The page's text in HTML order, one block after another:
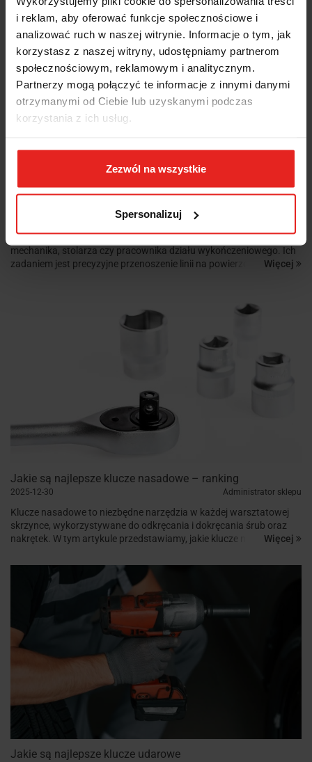
i reklam, aby oferować funkcje społecznościowe i
analizować ruch w naszej witrynie. Informacje o tym, jak
korzystasz z naszej witryny, udostępniamy partnerom
społecznościowym, reklamowym i analitycznym.
Partnerzy mogą połączyć te informacje z innymi danymi
otrzymanymi od Ciebie lub uzyskanymi podczas
korzystania z ich usług.
Zezwól na wszystkie
Spersonalizuj
Rysiki traserskie to niezbędne narzędzia w warsztacie każdego
mechanika, stolarza czy pracownika działu wykończeniowego. Ich
zadaniem jest precyzyjne przenoszenie linii na powierzchnię, coWięcej
Jakie są najlepsze klucze nasadowe – ranking
2025-12-30 Administrator sklepu
Klucze nasadowe to niezbędne narzędzia w każdej warsztatowej
skrzynce, wykorzystywane do odkręcania i dokręcania śrub oraz
nakrętek. W tym artykule przedstawiamy, jakie klucze nasadowe są
Więcej
Jakie są najlepsze klucze udarowe